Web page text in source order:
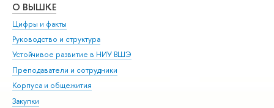
О ВЫШКЕ
Цифры и факты
Руководство и структура
Устойчивое развитие в НИУ ВШЭ
Преподаватели и сотрудники
Корпуса и общежития
Закупки